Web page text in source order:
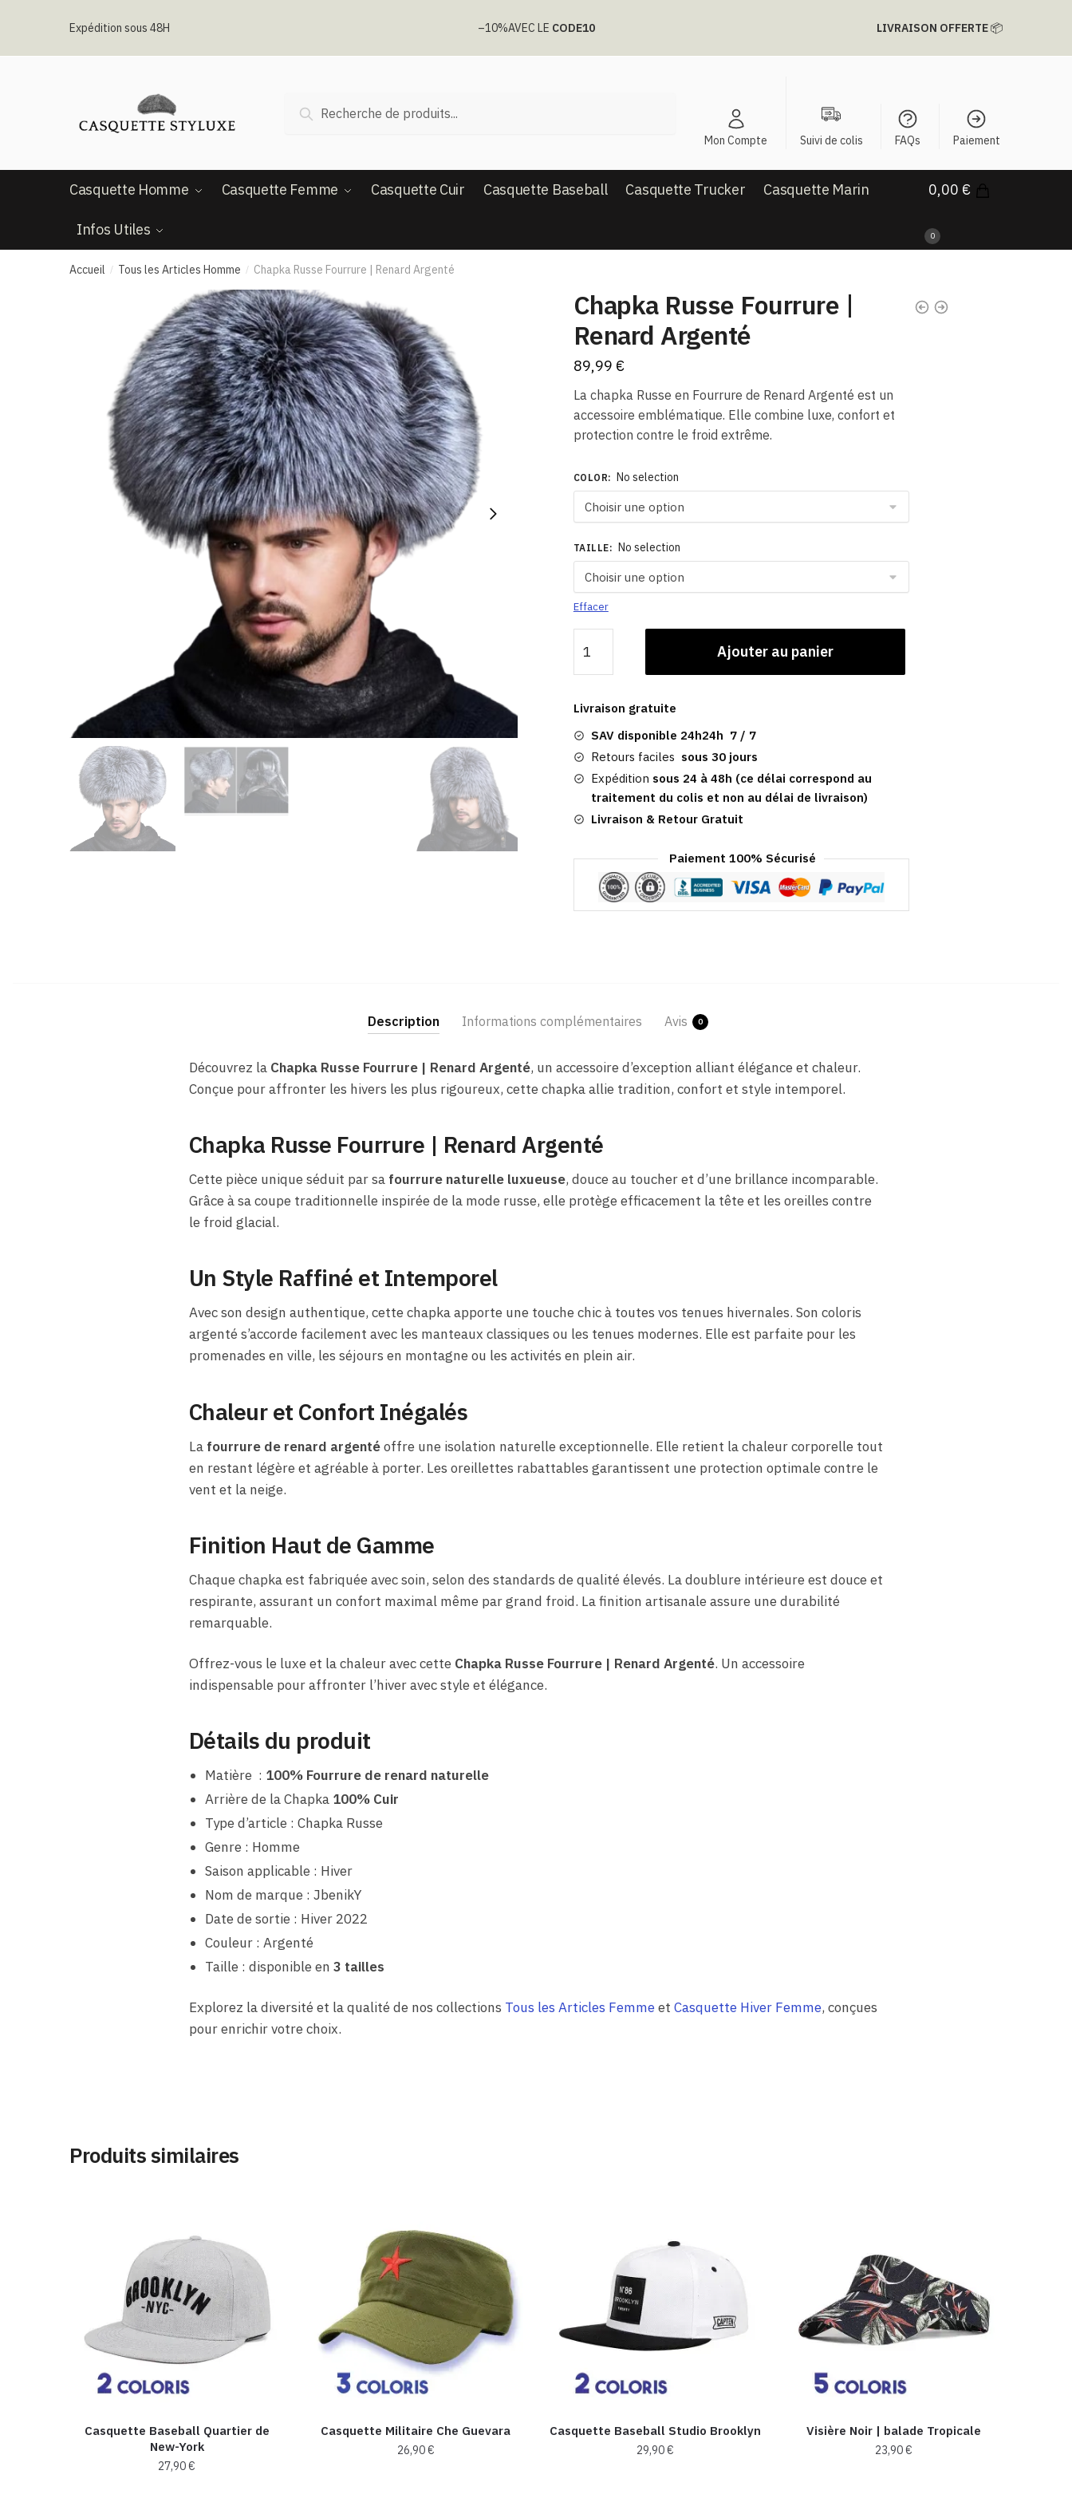
Expédition sous 48H –10%AVEC LE CODE10 LIVRAISON OFFERTE📦
pour :
Recherche
Mon Compte Suivi de colis FAQs Paiement
Casquette Homme Casquette Femme Casquette Cuir Casquette Baseball Casquette Trucker Casquette Marin
Infos Utiles
0,00 €
0
Accueil / Tous les Articles Homme / Chapka Russe Fourrure | Renard Argenté
Chapka Russe Fourrure |
Renard Argenté
89,99 €
La chapka Russe en Fourrure de Renard Argenté est un
accessoire emblématique. Elle combine luxe, confort et
protection contre le froid extrême.
COLOR: No selection
TAILLE: No selection
Effacer
de
Chapka
Fourrure
|
Renard
Argenté
Ajouter au panier
Livraison gratuite
SAV disponible 24h24h 7 / 7
Retours faciles sous 30 jours
Expédition sous 24 à 48h (ce délai correspond au
traitement du colis et non au délai de livraison)
Livraison & Retour Gratuit
Paiement 100% Sécurisé
Description Informations complémentaires Avis 0
Découvrez la Chapka Russe Fourrure | Renard Argenté, un accessoire d’exception alliant élégance et chaleur.
Conçue pour affronter les hivers les plus rigoureux, cette chapka allie tradition, confort et style intemporel.
Chapka Russe Fourrure | Renard Argenté
Cette pièce unique séduit par sa fourrure naturelle luxueuse, douce au toucher et d’une brillance incomparable.
Grâce à sa coupe traditionnelle inspirée de la mode russe, elle protège efficacement la tête et les oreilles contre
le froid glacial.
Un Style Raffiné et Intemporel
Avec son design authentique, cette chapka apporte une touche chic à toutes vos tenues hivernales. Son coloris
argenté s’accorde facilement avec les manteaux classiques ou les tenues modernes. Elle est parfaite pour les
promenades en ville, les séjours en montagne ou les activités en plein air.
Chaleur et Confort Inégalés
La fourrure de renard argentéoffre une isolation naturelle exceptionnelle. Elle retient la chaleur corporelle tout
en restant légère et agréable à porter. Les oreillettes rabattables garantissent une protection optimale contre le
vent et la neige.
Finition Haut de Gamme
Chaque chapka est fabriquée avec soin, selon des standards de qualité élevés. La doublure intérieure est douce et
respirante, assurant un confort maximal même par grand froid. La finition artisanale assure une durabilité
remarquable.
Offrez-vous le luxe et la chaleur avec cette Chapka Russe Fourrure | Renard Argenté. Un accessoire
indispensable pour affronter l’hiver avec style et élégance.
Détails du produit
Matière : 100% Fourrure de renard naturelle
Arrière de la Chapka 100% Cuir
Type d’article : Chapka Russe
Genre : Homme
Saison applicable : Hiver
Nom de marque : JbenikY
Date de sortie : Hiver 2022
Couleur : Argenté
Taille : disponible en 3 tailles
Explorez la diversité et la qualité de nos collections Tous les Articles Femmeet Casquette Hiver Femme, conçues
pour enrichir votre choix.
Produits similaires
Casquette Baseball Quartier de
New-York
27,90€
Casquette Militaire Che Guevara
26,90€
Casquette Baseball Studio Brooklyn
29,90€
Visière Noir | balade Tropicale
23,90€